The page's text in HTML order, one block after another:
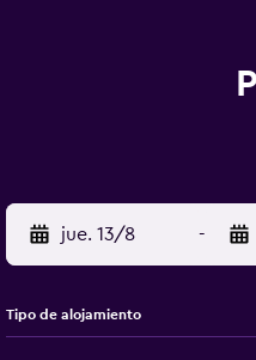
jue. 13/8 -
Tipo de alojamiento